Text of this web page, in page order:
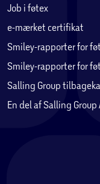
Job i føtex
e-mærket certifikat
Smiley-rapporter for
Smiley-rapporter for
Salling Group
En del af Salling Group